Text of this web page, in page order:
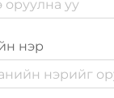
нэр